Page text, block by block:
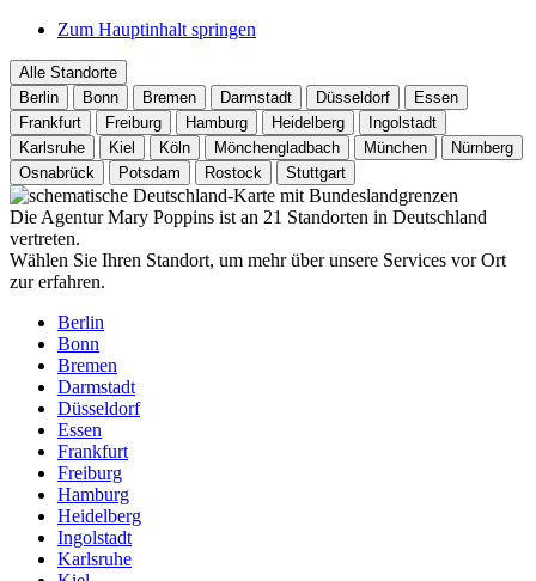
Zum Hauptinhalt springen
Alle Standorte
Berlin
Bonn Bremen Darmstadt Düsseldorf
Essen
Frankfurt
Freiburg Hamburg Heidelberg
Ingolstadt
Karlsruhe
Kiel Köln Mönchengladbach München
Nürnberg
Osnabrück
Potsdam Rostock Stuttgart
Die Agentur Mary Poppins ist an 21 Standorten in Deutschland
vertreten.
Wählen Sie Ihren Standort, um mehr über unsere Services vor Ort
zur erfahren.
Berlin
Bonn
Bremen
Darmstadt
Düsseldorf
Essen
Frankfurt
Freiburg
Hamburg
Heidelberg
Ingolstadt
Karlsruhe